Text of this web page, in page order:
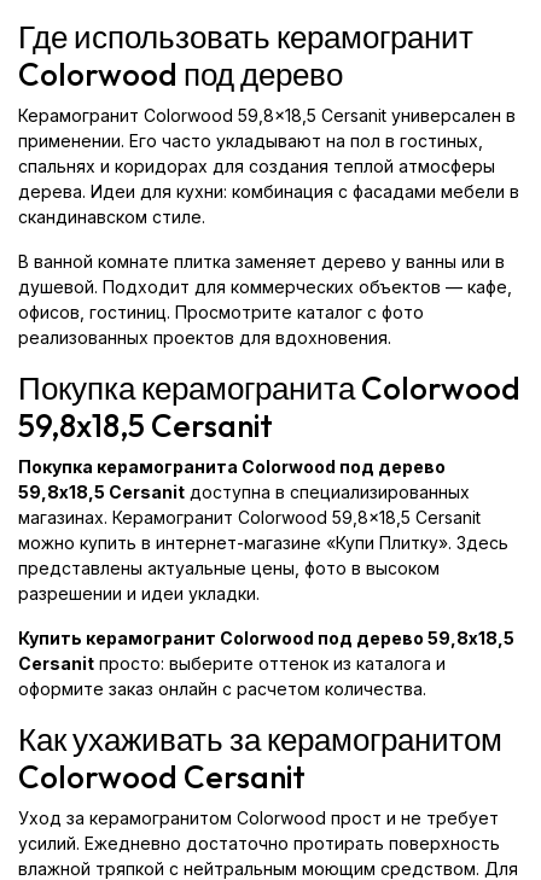
Где использовать керамогранит
Colorwood под дерево
Керамогранит Colorwood 59,8x18,5 Cersanit универсален в
применении. Его часто укладывают на пол в гостиных,
спальнях и коридорах для создания теплой атмосферы
дерева. Идеи для кухни: комбинация с фасадами мебели в
скандинавском стиле.
В ванной комнате плитка заменяет дерево у ванны или в
душевой. Подходит для коммерческих объектов — кафе,
офисов, гостиниц. Просмотрите каталог с фото
реализованных проектов для вдохновения.
Покупка керамогранита Colorwood
59,8x18,5 Cersanit
Покупка керамогранита Colorwood под дерево
59,8x18,5 Cersanit доступна в специализированных
магазинах. Керамогранит Colorwood 59,8x18,5 Cersanit
можно купить в интернет-магазине «Купи Плитку». Здесь
представлены актуальные цены, фото в высоком
разрешении и идеи укладки.
Купить керамогранит Colorwood под дерево 59,8x18,5
Cersanit просто: выберите оттенок из каталога и
оформите заказ онлайн с расчетом количества.
Как ухаживать за керамогранитом
Colorwood Cersanit
Уход за керамогранитом Colorwood прост и не требует
усилий. Ежедневно достаточно протирать поверхность
влажной тряпкой с нейтральным моющим средством. Для